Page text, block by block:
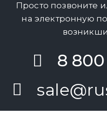
Просто позвоните
на электронную
8